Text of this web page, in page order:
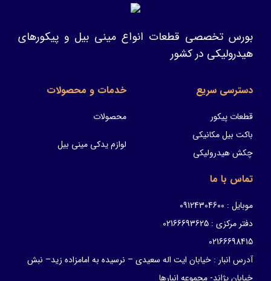
بورس تخصصی قطعات انواع مینی بیل و پیکورهای
هیدرولیکی در کشور
دسترسی سریع
قطعات پیکور
باکت بیل مکانیکی
چکش هیدرولیکی
خدمات و محصولات
محصولات
لوازم یدکی مینی بیل
تماس با ما
موبایل : 09124304600
دفتر مرکزی : 02166693625
02166698415
آدرس انبار : خیابان ایت اله سعیدی – نرسیده به امامزاده زید– نبش
خیابان پژاند- مجموعه انبارها